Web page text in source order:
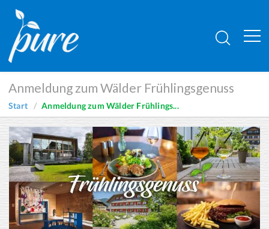
Anmeldung zum Wälder Frühlingsgenuss
Start Anmeldung zum Wälder Frühlings...